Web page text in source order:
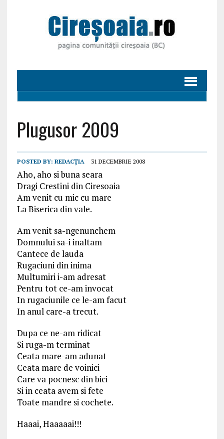
Plugusor 2009
POSTED BY: REDACȚIA 31 DECEMBRIE 2008
Aho, aho si buna seara
Dragi Crestini din Ciresoaia
Am venit cu mic cu mare
La Biserica din vale.
Am venit sa-ngenunchem
Domnului sa-i inaltam
Cantece de lauda
Rugaciuni din inima
Multumiri i-am adresat
Pentru tot ce-am invocat
In rugaciunile ce le-am facut
In anul care-a trecut.
Dupa ce ne-am ridicat
Si ruga-m terminat
Ceata mare-am adunat
Ceata mare de voinici
Care va pocnesc din bici
Si in ceata avem si fete
Toate mandre si cochete.
Haaai, Haaaaai!!!